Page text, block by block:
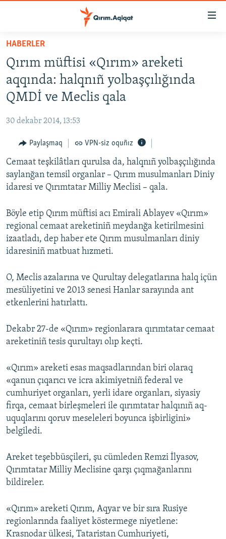
Esas
qaytmaq
Baş
navigatsiyağa
qaytmaq
Qıdıruvğa
SİYASET
İQTİSADİYAT
MEDENİYET
İNSAN AQLARI
VİDEO
SÜRET
FİKİR
Русский
QOŞULIÑIZ!
RFE/RS bütün saytları
HABERLER
Qırım müftisi «Qırım» areketi
aqqında: halqnıñ yolbaşçılığında
QMDİ ve Meclis qala
30 dekabr 2014, 13:53
Paylaşmaq VPN-siz oquñız
Cemaat teşkilâtları qurulsa da, halqnıñ yolbaşçılığında
saylanğan temsil organlar – Qırım musulmanları Diniy
idaresi ve Qırımtatar Milliy Meclisi – qala.
Böyle etip Qırım müftisi acı Emirali Ablayev «Qırım»
regional cemaat areketiniñ meydanğa ketirilmesini
izaatladı, dep haber ete Qırım musulmanları diniy
idaresiniñ matbuat hızmeti.
O, Meclis azalarına ve Qurultay delegatlarına halq içün
mesüliyetini ve 2013 senesi Hanlar sarayında ant
etkenlerini hatırlattı.
Dekabr 27-de «Qırım» regionlarara qırımtatar cemaat
areketiniñ tesis qurultayı olıp keçti.
«Qırım» areketi esas maqsadlarından biri olaraq
«qanun çıqarıcı ve icra akimiyetniñ federal ve
cumhuriyet organları, yerli idare organları, siyasiy
firqa, cemaat birleşmeleri ile qırımtatar halqınıñ aq-
uquqlarını qoruv meseleleri boyunca işbirligini»
belgiledi.
Areket teşebbüsçileri, şu cümleden Remzi İlyasov,
Qırımtatar Milliy Meclisine qarşı çıqmağanlarını
bildireler.
«Qırım» areketi Qırım, Aqyar ve bir sıra Rusiye
regionlarında faaliyet köstermege niyetlene:
Krasnodar ülkesi, Tataristan Cumhuriyeti,